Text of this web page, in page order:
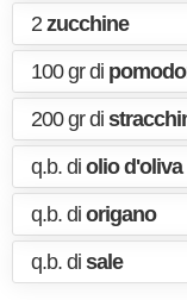
2 zucchine
100 gr di
200 gr di
q.b. di olio d'oliva
q.b. di origano
q.b. di sale